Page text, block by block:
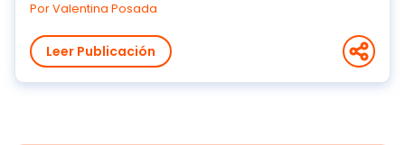
Por Valentina Posada
Leer Publicación